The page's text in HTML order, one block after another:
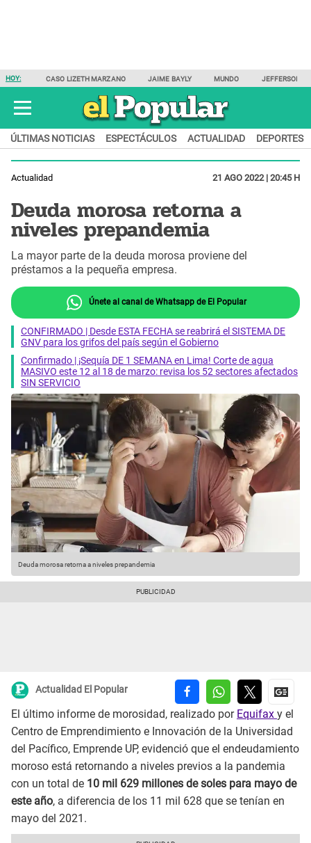
HOY: CASO LIZETH MARZANO JAIME BAYLY MUNDO JEFFERSON
ÚLTIMAS NOTICIAS ESPECTÁCULOS ACTUALIDAD DEPORTES
Actualidad 21 AGO 2022 | 20:45 H
Deuda morosa retorna a
niveles prepandemia
La mayor parte de la deuda morosa proviene del
préstamos a la pequeña empresa.
Únete al canal de Whatsapp de El Popular
CONFIRMADO | Desde ESTA FECHA se reabrirá el SISTEMA DE
GNV para los grifos del país según el Gobierno
Confirmado | ¡Sequía DE 1 SEMANA en Lima! Corte de agua
MASIVO este 12 al 18 de marzo: revisa los 52 sectores afectados
SIN SERVICIO
Deuda morosa retorna a niveles prepandemia
Actualidad El Popular
El último informe de morosidad, realizado por Equifax y el
Centro de Emprendimiento e Innovación de la Universidad
del Pacífico, Emprende UP, evidenció que el endeudamiento
moroso está retornando a niveles previos a la pandemia
con un total de 10 mil 629 millones de soles para mayo de
este año, a diferencia de los 11 mil 628 que se tenían en
mayo del 2021.